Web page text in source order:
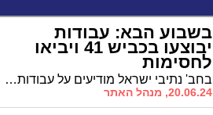
בשבוע הבא: עבודות
יבוצעו בכביש 41 ויביאו
לחסימות
בחב' נתיבי ישראל מודיעים על עבודות שיתבצעו בכביש 41 בימים ראשון ושני. נהגים, קחו בחשבון
20.06.24, מנהל האתר